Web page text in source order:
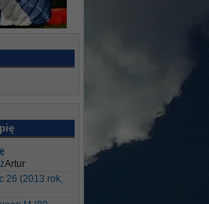
Artur
26 (2013 rok,